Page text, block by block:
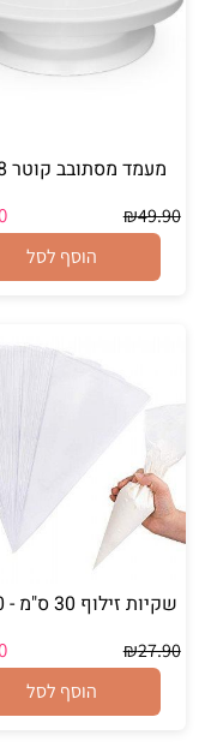
מעמד מסתובב קוטר 28 סמ
₪49.90
הוסף לסל
שקיות זילוף 30 ס"מ - 100 יח'
₪27.90
הוסף לסל